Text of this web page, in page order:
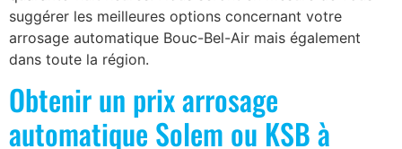
suggérer les meilleures options concernant votre
arrosage automatique Bouc-Bel-Air mais également
dans toute la région.
Obtenir un prix arrosage
automatique Solem ou KSB à